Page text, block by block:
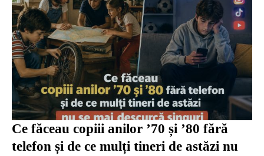
Ce făceau copiii anilor ’70 și ’80 fără
telefon și de ce mulți tineri de astăzi nu